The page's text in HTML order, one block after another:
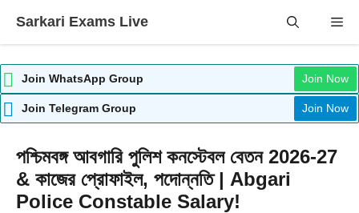
Sarkari Exams Live
Join WhatsApp Group Join Now
Join Telegram Group Join Now
পশ্চিমবঙ্গ আবগারি পুলিশ কনস্টেবল বেতন 2026-27
& কাজের প্রোফাইল, পদোন্নতি | Abgari
Police Constable Salary!